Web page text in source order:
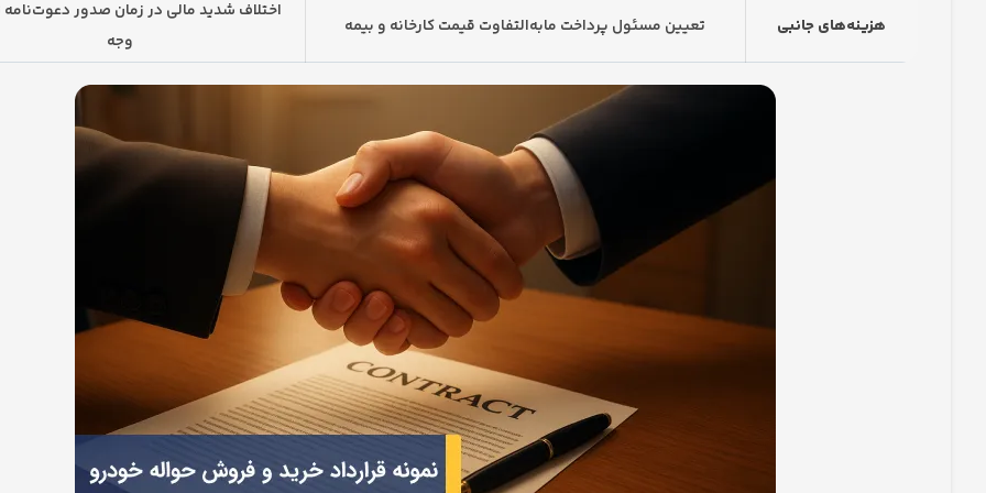
هزینه‌های جانبی تعیین مسئول پرداخت مابه‌التفاوت قیمت کارخانه و بیمه
اختلاف شدید مالی در زمان صدور
وجه